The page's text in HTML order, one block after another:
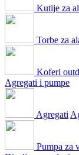
Kutije za
Torbe za
Koferi
Agregati i pumpe
Agregati
Pumpa za